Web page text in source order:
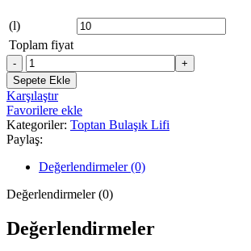
(l)
Toplam fiyat
Ham
Bulaşık
Lifi
adet
Sepete Ekle
Karşılaştır
Favorilere ekle
Kategoriler: Toptan Bulaşık Lifi
Paylaş:
Değerlendirmeler (0)
Değerlendirmeler (0)
Değerlendirmeler